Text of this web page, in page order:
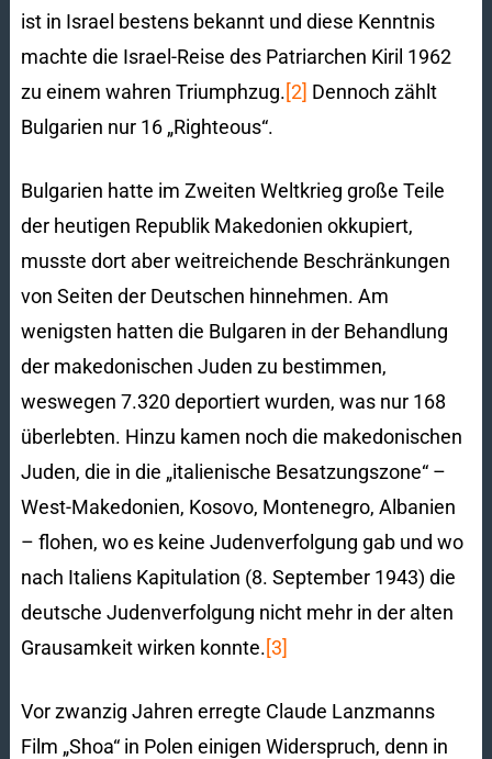
ist in Israel bestens bekannt und diese Kenntnis
machte die Israel-Reise des Patriarchen Kiril 1962
zu einem wahren Triumphzug.[2] Dennoch zählt
Bulgarien nur 16 „Righteous“.
Bulgarien hatte im Zweiten Weltkrieg große Teile
der heutigen Republik Makedonien okkupiert,
musste dort aber weitreichende Beschränkungen
von Seiten der Deutschen hinnehmen. Am
wenigsten hatten die Bulgaren in der Behandlung
der makedonischen Juden zu bestimmen,
weswegen 7.320 deportiert wurden, was nur 168
überlebten. Hinzu kamen noch die makedonischen
Juden, die in die „italienische Besatzungszone“ –
West-Makedonien, Kosovo, Montenegro, Albanien
– flohen, wo es keine Judenverfolgung gab und wo
nach Italiens Kapitulation (8. September 1943) die
deutsche Judenverfolgung nicht mehr in der alten
Grausamkeit wirken konnte.[3]
Vor zwanzig Jahren erregte Claude Lanzmanns
Film „Shoa“ in Polen einigen Widerspruch, denn in